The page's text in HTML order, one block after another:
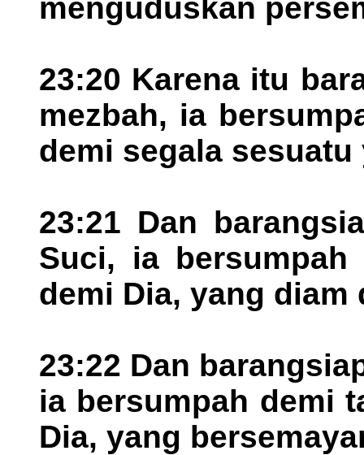
menguduskan
23:20 Karena itu
mezbah, ia
demi segala
23:21 Dan
Suci, ia
demi Dia, yang diam
23:22 Dan
ia bersumpah demi
Dia, yang